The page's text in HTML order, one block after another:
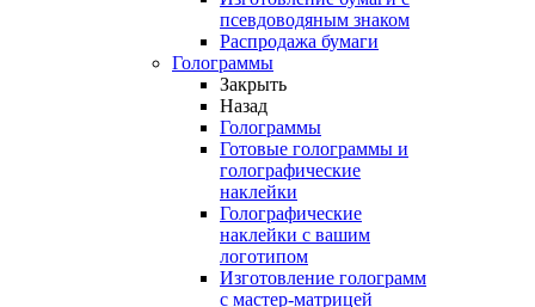
псевдоводяным знаком
Распродажа бумаги
Голограммы
Закрыть
Назад
Голограммы
Готовые голограммы и
голографические
наклейки
Голографические
наклейки с вашим
логотипом
Изготовление голограмм
с мастер-матрицей